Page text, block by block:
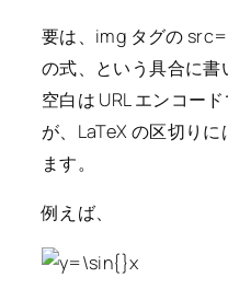
要は、img タグの
の式、という具合に
空白は URL エンコー
が、LaTeX の区切り
ます。
例えば、